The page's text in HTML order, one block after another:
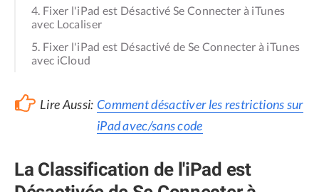
4. Fixer l'iPad est Désactivé Se Connecter à iTunes
avec Localiser
5. Fixer l'iPad est Désactivé de Se Connecter à iTunes
avec iCloud
Lire Aussi: Comment désactiver les restrictions sur
iPad avec/sans code
La Classification de l'iPad est